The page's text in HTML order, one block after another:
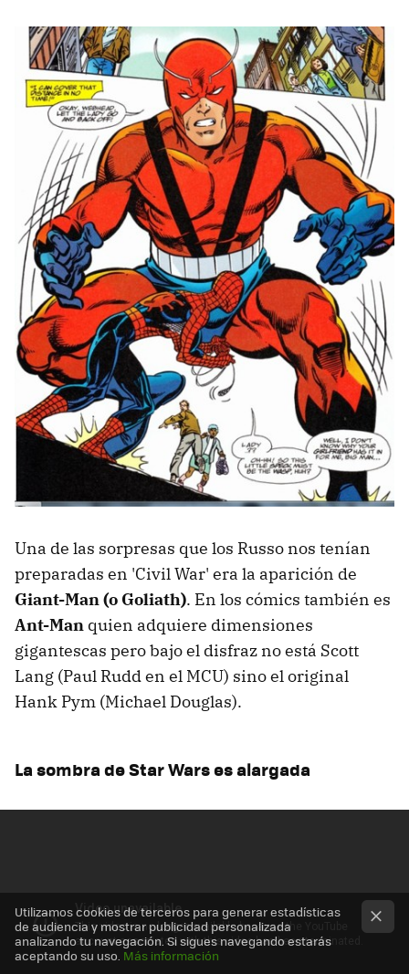
Una de las sorpresas que los Russo nos tenían
preparadas en 'Civil War' era la aparición de
Giant-Man (o Goliath). En los cómics también es
Ant-Man quien adquiere dimensiones
gigantescas pero bajo el disfraz no está Scott
Lang (Paul Rudd en el MCU) sino el original
Hank Pym (Michael Douglas).
La sombra de Star Wars es alargada
Utilizamos cookies de terceros para generar estadísticas
de audiencia y mostrar publicidad personalizada
analizando tu navegación. Si sigues navegando estarás
aceptando su uso. Más información